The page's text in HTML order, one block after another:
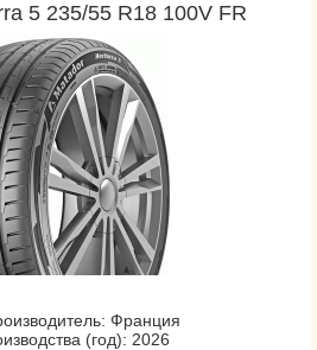
5 235/55 R18 100V FR
Франция
(год): 2026